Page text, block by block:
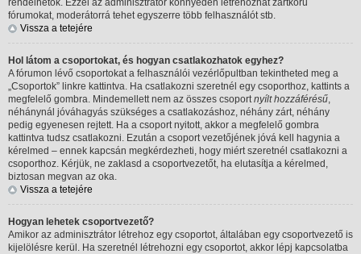
rendelhetők. Ezzel az adminisztrátor könnyedén létrehozhat zártkörű
fórumokat, moderátorrá tehet egyszerre több felhasználót stb.
Vissza a tetejére
Hol látom a csoportokat, és hogyan csatlakozhatok egyhez?
A fórumon lévő csoportokat a felhasználói vezérlőpultban tekintheted meg a
„Csoportok” linkre kattintva. Ha csatlakozni szeretnél egy csoporthoz, kattints a
megfelelő gombra. Mindemellett nem az összes csoportnyílt hozzáférésű,
néhánynál jóváhagyás szükséges a csatlakozáshoz, néhány zárt, néhány
pedig egyenesen rejtett. Ha a csoport nyitott, akkor a megfelelő gombra
kattintva tudsz csatlakozni. Ezután a csoport vezetőjének jóvá kell hagynia a
kérelmed – ennek kapcsán megkérdezheti, hogy miért szeretnél csatlakozni a
csoporthoz. Kérjük, ne zaklasd a csoportvezetőt, ha elutasítja a kérelmed,
biztosan megvan az oka.
Vissza a tetejére
Hogyan lehetek csoportvezető?
Amikor az adminisztrátor létrehoz egy csoportot, általában egy csoportvezető is
kijelölésre kerül. Ha szeretnél létrehozni egy csoportot, akkor lépj kapcsolatba